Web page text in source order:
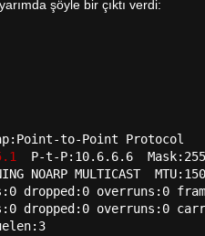
şöyle bir çıktı verdi:
to-Point Protocol
P-t-P:10.6.6.6
NOARP MULTICAST
dropped:0 overruns:0
dropped:0 overruns:0